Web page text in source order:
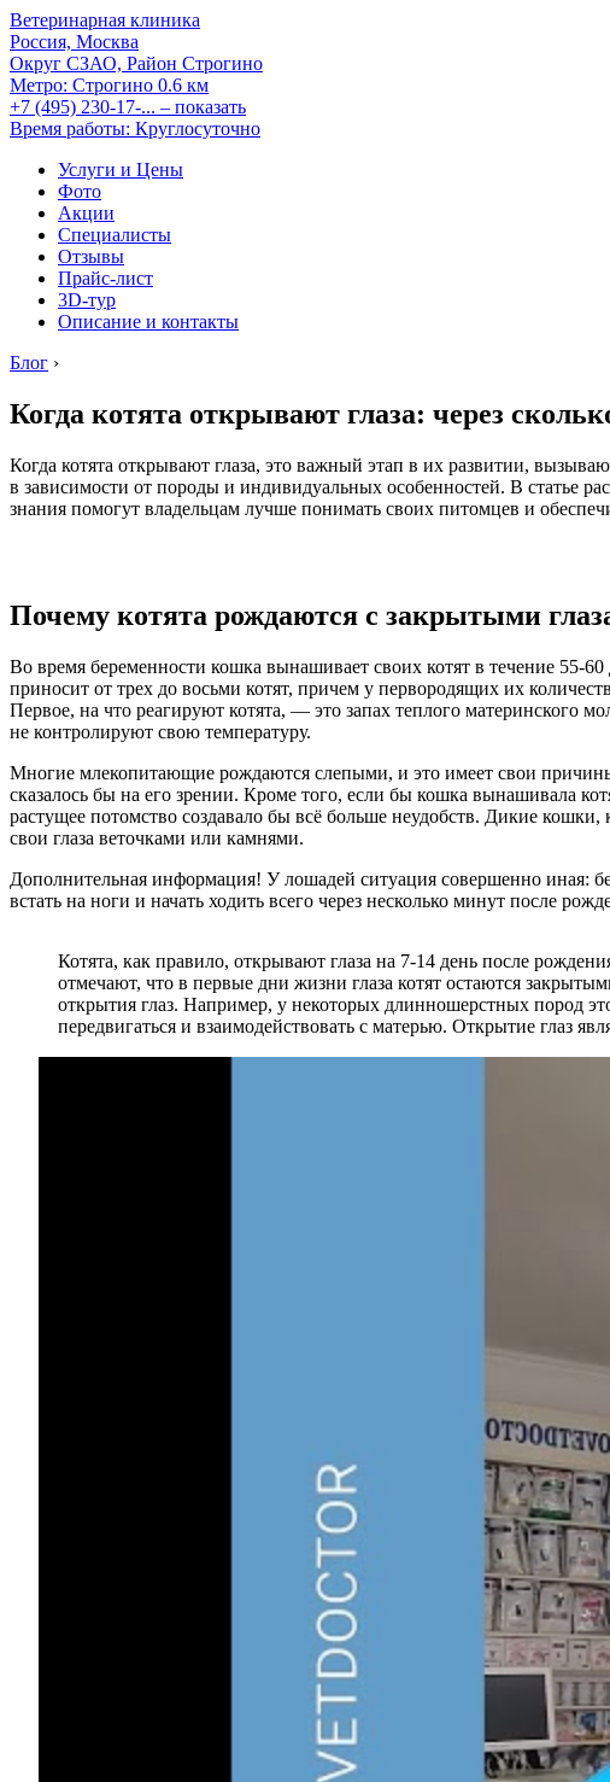
Ветеринарная клиника
Россия, Москва
Округ СЗАО, Район Строгино
Метро: Строгино 0.6 км
+7 (495) 230-17-... – показать
Время работы: Круглосуточно
Услуги и Цены
Фото
Акции
Специалисты
Отзывы
Прайс-лист
3D-тур
Описание и контакты
Блог ›
Когда котята открывают глаза: через
Когда котята открывают глаза, это важный этап в их развитии,
в зависимости от породы и индивидуальных особенностей. В статье
знания помогут владельцам лучше понимать своих питомцев и
Почему котята рождаются с закрытыми
Во время беременности кошка вынашивает своих котят в течение
приносит от трех до восьми котят, причем у первородящих их
Первое, на что реагируют котята, — это запах теплого материнского
не контролируют свою температуру.
Многие млекопитающие рождаются слепыми, и это имеет свои
сказалось бы на его зрении. Кроме того, если бы кошка вынашивала
растущее потомство создавало бы всё больше неудобств. Дикие
свои глаза веточками или камнями.
Дополнительная информация! У лошадей ситуация совершенно иная:
встать на ноги и начать ходить всего через несколько минут после
Котята, как правило, открывают глаза на 7-14 день после
отмечают, что в первые дни жизни глаза котят остаются
открытия глаз. Например, у некоторых длинношерстных пород
передвигаться и взаимодействовать с матерью. Открытие глаз